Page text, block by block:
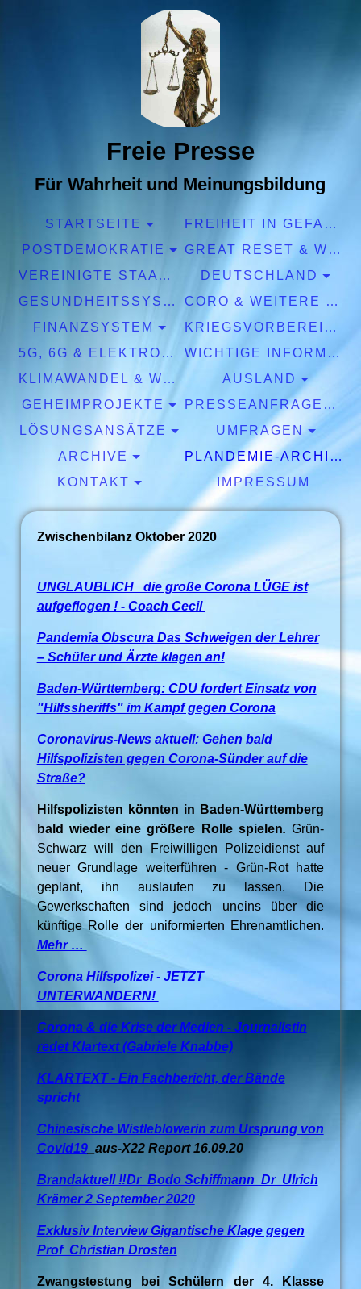
Freie Presse
Für Wahrheit und Meinungsbildung
STARTSEITE
FREIHEIT IN GEFAHR
POSTDEMOKRATIE
GREAT RESET & WEF
VEREINIGTE STAATEN EUROPA
DEUTSCHLAND
GESUNDHEITSSYSTEM
CORO & WEITERE PANDEMIEN
FINANZSYSTEM
KRIEGSVORBEREITUNGEN
5G, 6G & ELEKTROSMOG
WICHTIGE INFORMATIONEN
KLIMAWANDEL & WETTER
AUSLAND
GEHEIMPROJEKTE
PRESSEANFRAGEN & EXPERTISEN
LÖSUNGSANSÄTZE
UMFRAGEN
ARCHIVE
PLANDEMIE-ARCHIV
KONTAKT
IMPRESSUM
Zwischenbilanz Oktober 2020
UNGLAUBLICH die große Corona LÜGE ist
aufgeflogen ! - Coach Cecil
Pandemia Obscura Das Schweigen der Lehrer
– Schüler und Ärzte klagen an!
Baden-Württemberg: CDU fordert Einsatz von
"Hilfssheriffs" im Kampf gegen Corona
Coronavirus-News aktuell: Gehen bald
Hilfspolizisten gegen Corona-Sünder auf die
Straße?
Hilfspolizisten könnten in Baden-Württemberg
bald wieder eine größere Rolle spielen.Grün-
Schwarz will den Freiwilligen Polizeidienst auf
neuer Grundlage weiterführen - Grün-Rot hatte
geplant, ihn auslaufen zu lassen. Die
Gewerkschaften sind jedoch uneins über die
künftige Rolle der uniformierten Ehrenamtlichen.
Mehr …
Corona Hilfspolizei - JETZT
UNTERWANDERN!
Corona & die Krise der Medien - Journalistin
redet Klartext (Gabriele Knabbe)
KLARTEXT - Ein Fachbericht, der Bände
spricht
Chinesische Wistleblowerin zum Ursprung von
Covid19_aus-X22 Report 16.09.20
Brandaktuell ‼️Dr Bodo Schiffmann Dr Ulrich
Krämer 2 September 2020
Exklusiv Interview Gigantische Klage gegen
Prof Christian Drosten
Zwangstestung bei Schülern der 4. Klasse